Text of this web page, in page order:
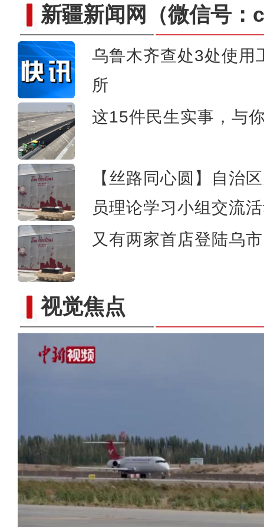
新疆新闻网 （微信号
乌鲁木齐查处3处使用
所
这15件民生实事，与
【丝路同心圆】自治
员理论学习小组交流
又有两家首店登陆乌
视觉焦点